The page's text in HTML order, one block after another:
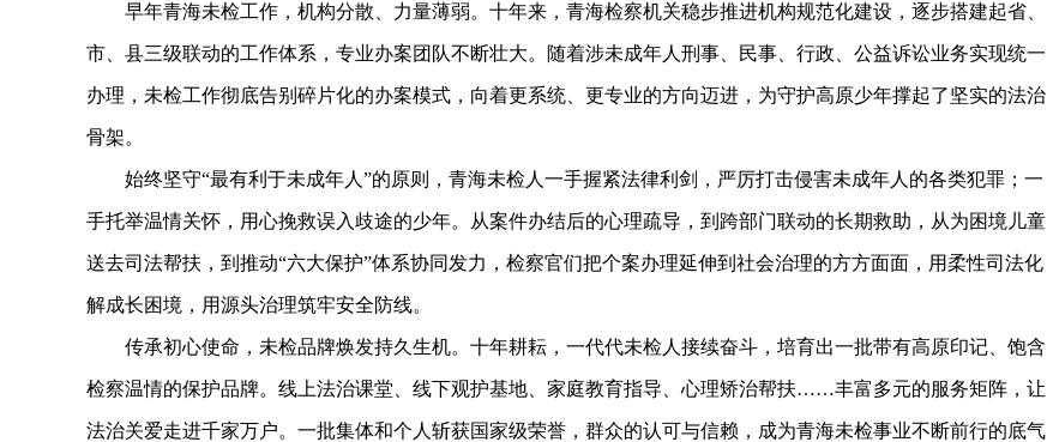
早年青海未检工作，机构分散、力量薄弱。十年来，青海检察机关稳步推进机构规范化建设，逐步搭建起省、
市、县三级联动的工作体系，专业办案团队不断壮大。随着涉未成年人刑事、民事、行政、公益诉讼业务实现统一
办理，未检工作彻底告别碎片化的办案模式，向着更系统、更专业的方向迈进，为守护高原少年撑起了坚实的法治
骨架。
始终坚守“最有利于未成年人”的原则，青海未检人一手握紧法律利剑，严厉打击侵害未成年人的各类犯罪；一
手托举温情关怀，用心挽救误入歧途的少年。从案件办结后的心理疏导，到跨部门联动的长期救助，从为困境儿童
送去司法帮扶，到推动“六大保护”体系协同发力，检察官们把个案办理延伸到社会治理的方方面面，用柔性司法化
解成长困境，用源头治理筑牢安全防线。
传承初心使命，未检品牌焕发持久生机。十年耕耘，一代代未检人接续奋斗，培育出一批带有高原印记、饱含
检察温情的保护品牌。线上法治课堂、线下观护基地、家庭教育指导、心理矫治帮扶……丰富多元的服务矩阵，让
法治关爱走进千家万户。一批集体和个人斩获国家级荣誉，群众的认可与信赖，成为青海未检事业不断前行的底气